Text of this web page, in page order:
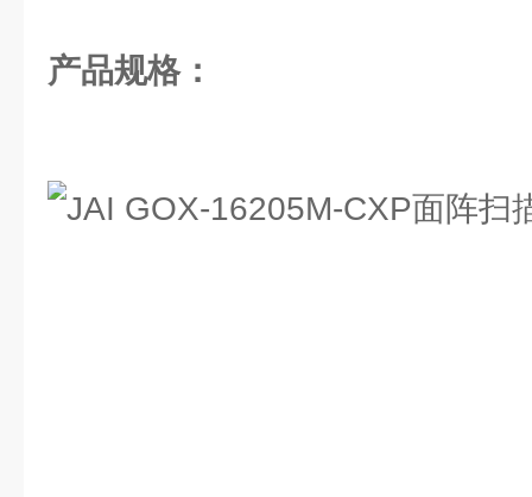
产品规格：